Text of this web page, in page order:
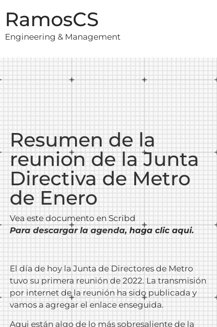
RamosCS
Engineering & Management
Resumen de la
reunion de la Junta
Directiva de Metro
de Enero
Vea este documento en Scribd
Para descargar la agenda, haga clic aqui.
El día de hoy la Junta de Directores de Metro
tuvo su primera reunión de 2022. La transmisión
por internet de la reunión ha sido publicada y
vamos a agregar el enlace enseguida.
Aqui están algo de lo más sobresaliente de la